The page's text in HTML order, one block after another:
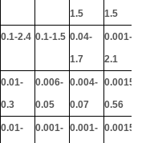
1.5
1.5
0.1-2.4 0.1-1.5 0.04-
1.7
0.001-
2.1
0.01-
0.3
0.006-
0.05
0.004-
0.07
0.0015-
0.56
0.01-
0.001- 0.001- 0.0015-